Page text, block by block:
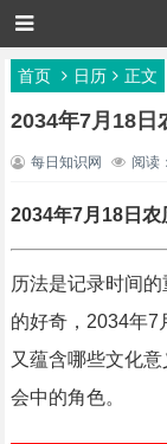
首页 日历 正文
2034年7月18日
每日知识网 阅读
2034年7月18日
历法是记录时间
的好奇，2034年7
又蕴含哪些文化
会中的角色。